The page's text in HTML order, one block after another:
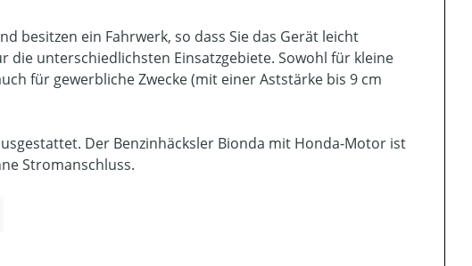
besitzen ein Fahrwerk, so dass Sie das Gerät leicht
unterschiedlichsten Einsatzgebiete. Sowohl für kleine
für gewerbliche Zwecke (mit einer Aststärke bis 9 cm
Der Benzinhäcksler Bionda mit Honda-Motor ist
Stromanschluss.